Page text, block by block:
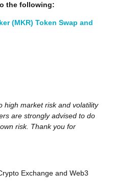
the following:
(MKR) Token Swap and
high market risk and volatility
are strongly advised to do
risk. Thank you for
Exchange and Web3